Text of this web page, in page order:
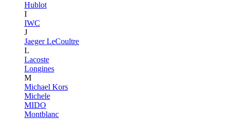
Hublot
I
IWC
J
Jaeger LeCoultre
L
Lacoste
Longines
M
Michael Kors
Michele
MIDO
Montblanc